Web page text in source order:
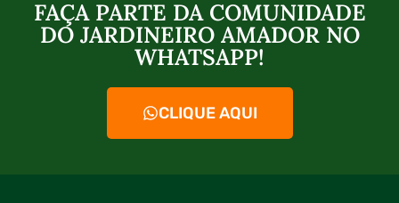
FAÇA PARTE DA COMUNIDADE
DO JARDINEIRO AMADOR NO
WHATSAPP!
CLIQUE AQUI